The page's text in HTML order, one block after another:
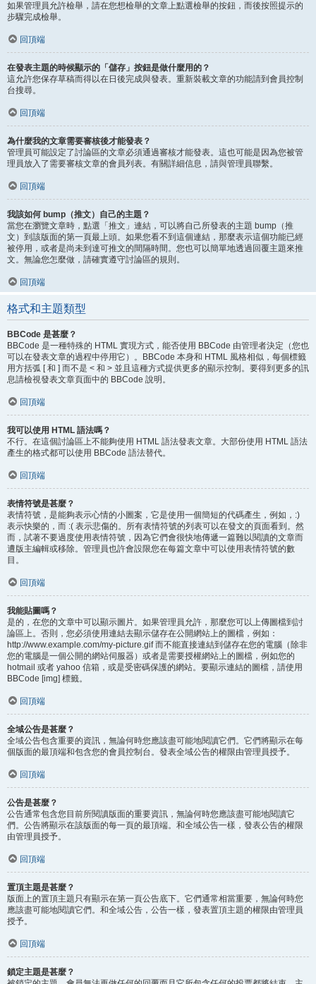
如果管理員允許檢舉，請在您想檢舉的文章上點選檢舉的按鈕，而後按照提示的
步驟完成檢舉。
回頂端
在發表主題的時候顯示的「儲存」按鈕是做什麼用的？
這允許您保存草稿而得以在日後完成與發表。重新裝載文章的功能請到會員控制
台搜尋。
回頂端
為什麼我的文章需要審核後才能發表？
管理員可能設定了討論區的文章必須通過審核才能發表。這也可能是因為您被管
理員放入了需要審核文章的會員列表。有關詳細信息，請與管理員聯繫。
回頂端
我該如何 bump（推文）自己的主題？
當您在瀏覽文章時，點選「推文」連結，可以將自己所發表的主題 bump（推
文）到該版面的第一頁最上頭。如果您看不到這個連結，那麼表示這個功能已經
被停用，或者是尚未到達可推文的間隔時間。您也可以簡單地透過回覆主題來推
文。無論您怎麼做，請確實遵守討論區的規則。
回頂端
格式和主題類型
BBCode 是甚麼？
BBCode 是一種特殊的 HTML 實現方式，能否使用 BBCode 由管理者決定（您也
可以在發表文章的過程中停用它）。BBCode 本身和 HTML 風格相似，每個標籤
用方括弧 [ 和 ] 而不是 < 和 > 並且這種方式提供更多的顯示控制。要得到更多的訊
息請檢視發表文章頁面中的 BBCode 說明。
回頂端
我可以使用 HTML 語法嗎？
不行。在這個討論區上不能夠使用 HTML 語法發表文章。大部份使用 HTML 語法
產生的格式都可以使用 BBCode 語法替代。
回頂端
表情符號是甚麼？
表情符號，是能夠表示心情的小圖案，它是使用一個簡短的代碼產生，例如，:)
表示快樂的，而 :( 表示悲傷的。所有表情符號的列表可以在發文的頁面看到。然
而，試著不要過度使用表情符號，因為它們會很快地傳遞一篇難以閱讀的文章而
遭版主編輯或移除。管理員也許會設限您在每篇文章中可以使用表情符號的數
目。
回頂端
我能貼圖嗎？
是的，在您的文章中可以顯示圖片。如果管理員允許，那麼您可以上傳圖檔到討
論區上。否則，您必須使用連結去顯示儲存在公開網站上的圖檔，例如：
http://www.example.com/my-picture.gif 而不能直接連結到儲存在您的電腦（除非
您的電腦是一個公開的網站伺服器）或者是需要授權網站上的圖檔，例如您的
hotmail 或者 yahoo 信箱，或是受密碼保護的網站。要顯示連結的圖檔，請使用
BBCode [img] 標籤。
回頂端
全域公告是甚麼？
全域公告包含重要的資訊，無論何時您應該盡可能地閱讀它們。它們將顯示在每
個版面的最頂端和包含您的會員控制台。發表全域公告的權限由管理員授予。
回頂端
公告是甚麼？
公告通常包含您目前所閱讀版面的重要資訊，無論何時您應該盡可能地閱讀它
們。公告將顯示在該版面的每一頁的最頂端。和全域公告一樣，發表公告的權限
由管理員授予。
回頂端
置頂主題是甚麼？
版面上的置頂主題只有顯示在第一頁公告底下。它們通常相當重要，無論何時您
應該盡可能地閱讀它們。和全域公告，公告一樣，發表置頂主題的權限由管理員
授予。
回頂端
鎖定主題是甚麼？